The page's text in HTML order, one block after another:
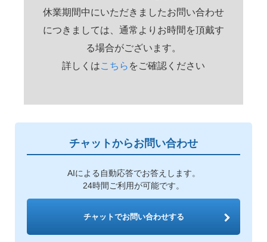
休業期間中にいただきましたお問い合わせ
につきましては、通常よりお時間を頂戴す
る場合がございます。
詳しくはこちら をご確認ください
チャットからお問い合わせ
AIによる自動応答でお答えします。
24時間ご利用が可能です。
チャットでお問い合わせする